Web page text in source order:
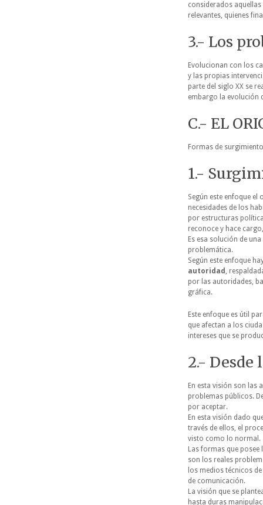
considerados
relevantes, quienes
3.- Los
Evolucionan con los
y las propias
parte del siglo XX se
embargo la evolución
C.- EL
Formas de
1.-
Según este enfoque
necesidades de los
por estructuras
reconoce y hace
Es esa solución de
problemática.
Según este enfoque
autoridad ,
por las autoridades,
gráfica.
Este enfoque es útil
que afectan a los
intereses que se
2.- Desde
En esta visión son las
problemas públicos.
por aceptar.
En esta visión dado
través de ellos, el
visto como lo normal.
Las formas que
son los reales
los medios técnicos
de comunicación.
La visión que se
hasta duras